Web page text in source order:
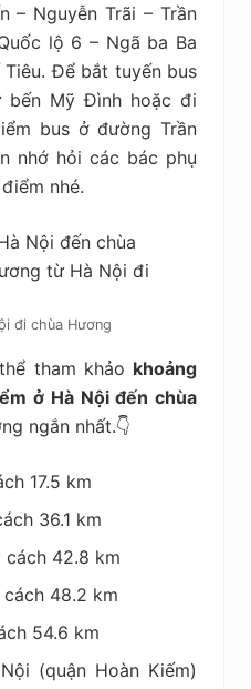
– Nguyễn Trãi – Trần
lộ 6 – Ngã ba Ba
Tiêu. Để bắt tuyến bus
Mỹ Đình hoặc đi
bus ở đường Trần
nhớ hỏi các bác phụ
nhé.
đi chùa Hương
tham khảo khoảng
ở Hà Nội đến chùa
ngắn nhất.👇
17.5 km
36.1 km
cách 42.8 km
48.2 km
54.6 km
(quận Hoàn Kiếm)